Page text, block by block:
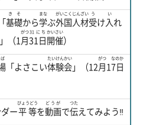
基礎
きそ
から学
まな
ぶ外国
がいこく
人材
じんざい
受
う
け入
い
れ
」（1月
がつ
31日
31にち
開催
かいさい
）
「よさこい体験会
たいけんかい
」（12月
がつ
17日
なのか
ー平等
びょうどう
を動画
どうが
で伝
つた
えてみよう‼